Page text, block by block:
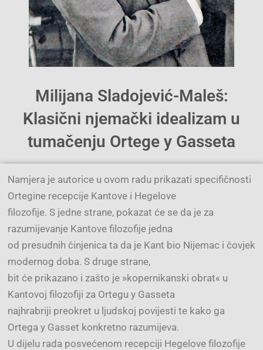
Milijana Sladojević-Maleš:
Klasični njemački idealizam u
tumačenju Ortege y Gasseta
Namjera je autorice u ovom radu prikazati specifičnosti
Ortegine recepcije Kantove i Hegelove
filozofije. S jedne strane, pokazat će se da je za
razumijevanje Kantove filozofije jedna
od presudnih činjenica ta da je Kant bio Nijemac i čovjek
modernog doba. S druge strane,
bit će prikazano i zašto je »kopernikanski obrat« u
Kantovoj filozofiji za Ortegu y Gasseta
najhrabriji preokret u ljudskoj povijesti te kako ga
Ortega y Gasset konkretno razumijeva.
U dijelu rada posvećenom recepciji Hegelove filozofije